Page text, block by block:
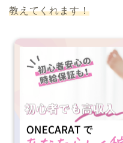
教えてくれます！